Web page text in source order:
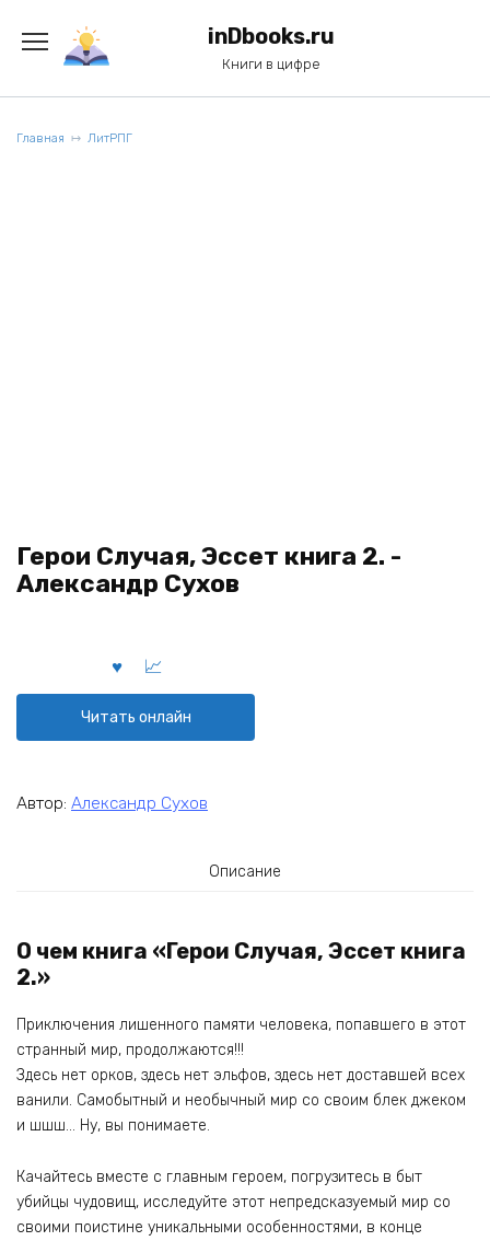
содержанию
inDbooks.ru
Книги в цифре
Главная ЛитРПГ
Герои Случая, Эссет книга 2. -
Александр Сухов
Читать онлайн
Автор: Александр Сухов
Описание
О чем книга «Герои Случая, Эссет книга
2.»
Приключения лишенного памяти человека, попавшего в этот
странный мир, продолжаются!!!
Здесь нет орков, здесь нет эльфов, здесь нет доставшей всех
ванили. Самобытный и необычный мир со своим блек джеком
и шшш… Ну, вы понимаете.
Качайтесь вместе с главным героем, погрузитесь в быт
убийцы чудовищ, исследуйте этот непредсказуемый мир со
своими поистине уникальными особенностями, в конце